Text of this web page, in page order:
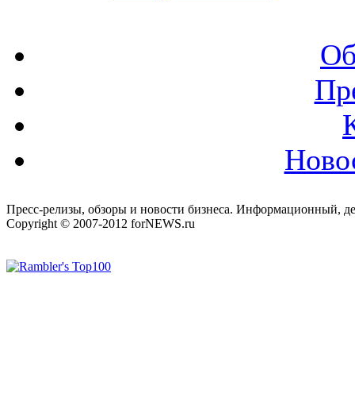
Пресс-релизы, обзоры и новости бизнеса. Информационный,
Copyright © 2007-2012 forNEWS.ru